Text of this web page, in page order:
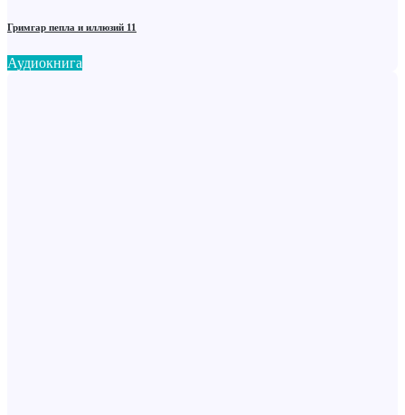
Гримгар пепла и иллюзий 11
Аудиокнига